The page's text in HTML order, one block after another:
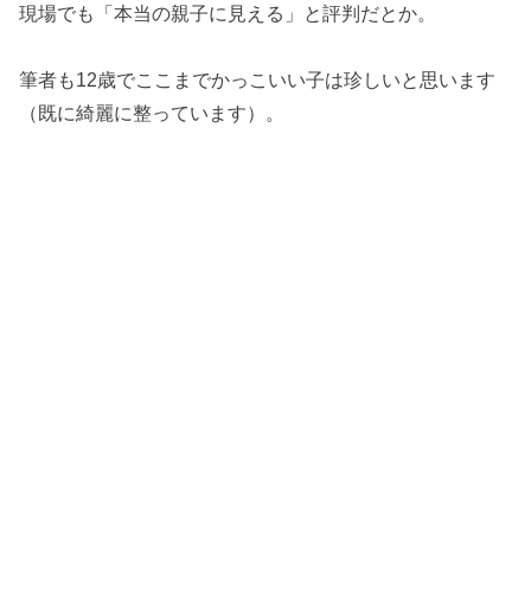
現場でも「本当の親子に見える」と評判だとか。
筆者も12歳でここまでかっこいい子は珍しいと思います
（既に綺麗に整っています）。